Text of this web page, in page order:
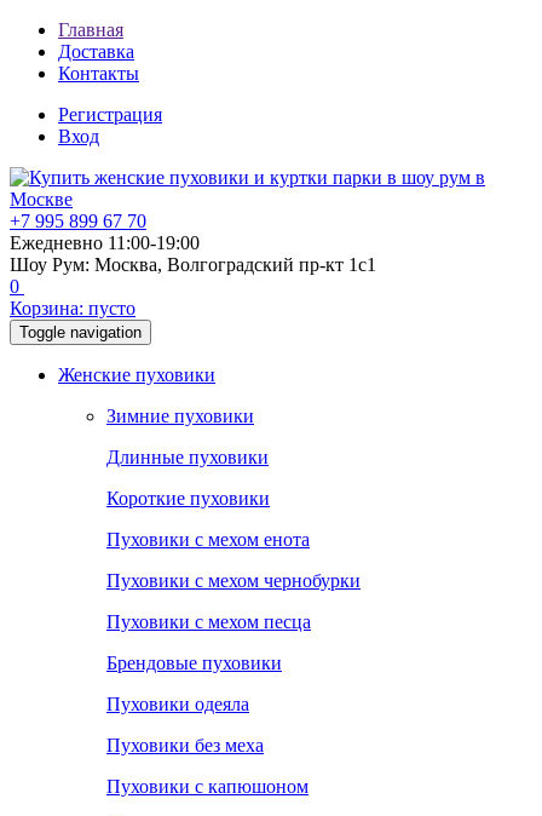
Главная
Доставка
Контакты
Регистрация
Вход
+7 995 899 67 70
Ежедневно 11:00-19:00
Шоу Рум: Москва, Волгоградский пр-кт 1с1
0
Корзина: пусто
Toggle navigation
Женские пуховики
Зимние пуховики
Длинные пуховики
Короткие пуховики
Пуховики с мехом енота
Пуховики с мехом чернобурки
Пуховики с мехом песца
Брендовые пуховики
Пуховики одеяла
Пуховики без меха
Пуховики с капюшоном